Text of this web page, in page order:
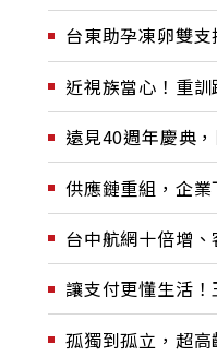
台東助孕凍卵雙支
近視族當心！重
遠見40週年慶典
供應鏈重組，企
台中航網十倍增
讓支付更懂生活
孤獨到孤立，超